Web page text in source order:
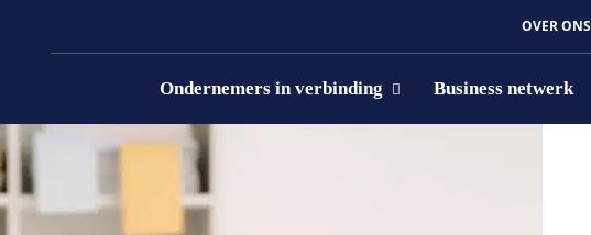
OVER ONS
Ondernemers in verbinding Business netwerk